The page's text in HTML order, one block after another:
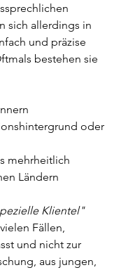
sich allerdings in
und präzise
bestehen sie
oder
mehrheitlich
Ländern
Klientel"
Fällen,
und nicht zur
aus jungen,